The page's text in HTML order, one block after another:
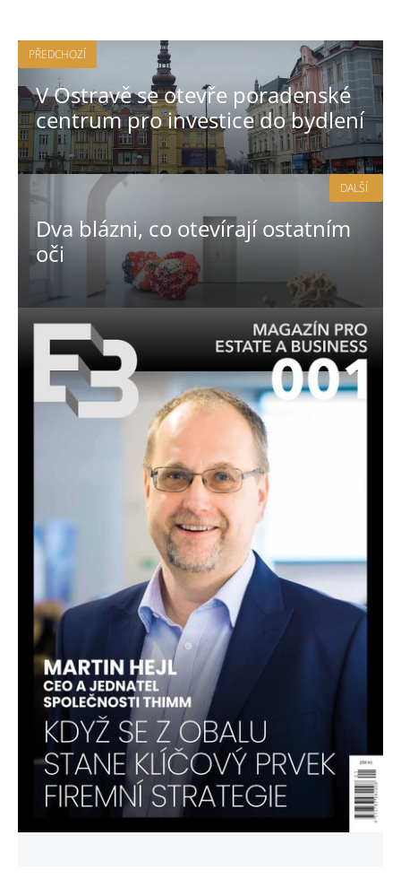
PŘEDCHOZÍ
V Ostravě se otevře poradenské
centrum pro investice do bydlení
Dva blázni, co otevírají ostatním
oči
DALŠÍ